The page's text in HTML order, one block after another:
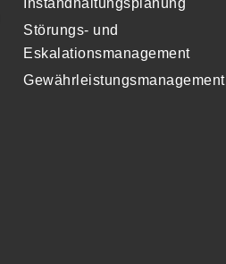
Störungs- und
Eskalationsmanagement
Gewährleistungsmanagement